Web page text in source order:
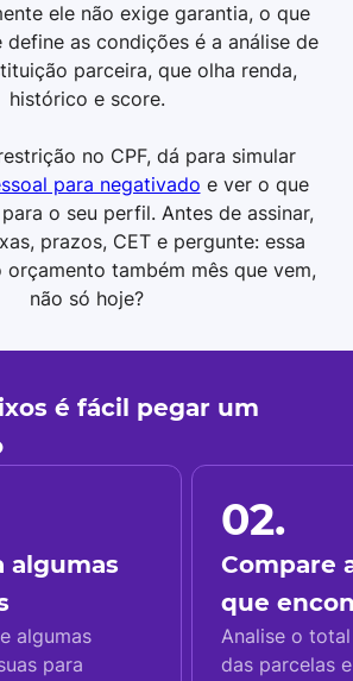
ele não exige garantia, o que
as condições é a análise de
parceira, que olha renda,
histórico e score.
no CPF, dá para simular
para negativado e ver o que
o seu perfil. Antes de assinar,
prazos, CET e pergunte: essa
orçamento também mês que vem,
não só hoje?
é fácil pegar um
algumas
algumas
para
02.
Compare
que
Analise o
das parcelas